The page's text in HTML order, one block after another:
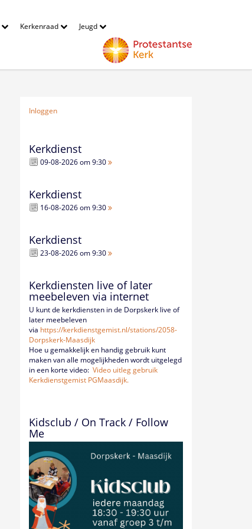
Kerkenraad Jeugd
Inloggen
Kerkdienst
09-08-2026 om 9:30
Kerkdienst
16-08-2026 om 9:30
Kerkdienst
23-08-2026 om 9:30
Kerkdiensten live of later
meebeleven via internet
U kunt de kerkdiensten in de Dorpskerk live of
later meebeleven
via https://kerkdienstgemist.nl/stations/2058-
Dorpskerk-Maasdijk
Hoe u gemakkelijk en handig gebruik kunt
maken van alle mogelijkheden wordt uitgelegd
in een korte video:Video uitleg gebruik
Kerkdienstgemist PGMaasdijk.
Kidsclub / On Track / Follow
Me